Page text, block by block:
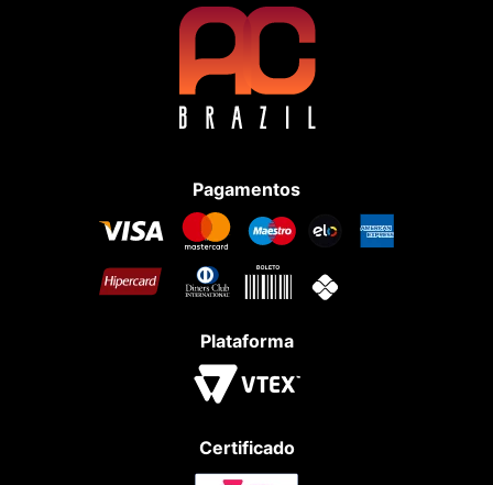
Pagamentos
Plataforma
Certificado